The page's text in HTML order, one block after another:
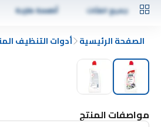
جميع الفئات أطعمة طازجة
الصفحة الرئيسية أدوات التنظيف
مواصفات المنتج